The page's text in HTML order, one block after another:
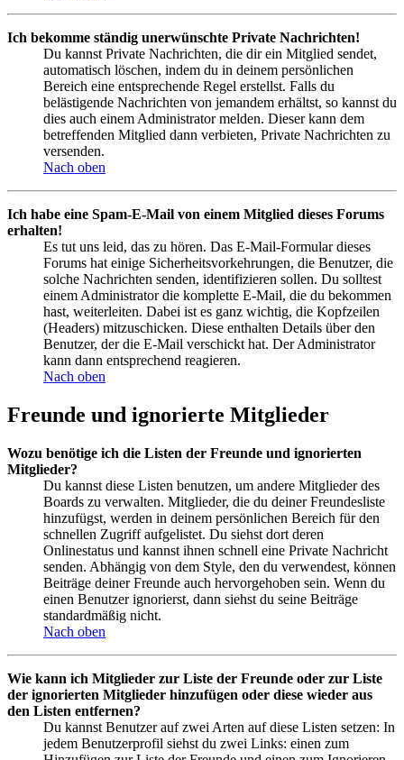
Ich bekomme ständig unerwünschte Private Nachrichten!
Du kannst Private Nachrichten, die dir ein Mitglied sendet,
automatisch löschen, indem du in deinem persönlichen
Bereich eine entsprechende Regel erstellst. Falls du
belästigende Nachrichten von jemandem erhältst, so kannst du
dies auch einem Administrator melden. Dieser kann dem
betreffenden Mitglied dann verbieten, Private Nachrichten zu
versenden.
Nach oben
Ich habe eine Spam-E-Mail von einem Mitglied dieses Forums
erhalten!
Es tut uns leid, das zu hören. Das E-Mail-Formular dieses
Forums hat einige Sicherheitsvorkehrungen, die Benutzer, die
solche Nachrichten senden, identifizieren sollen. Du solltest
einem Administrator die komplette E-Mail, die du bekommen
hast, weiterleiten. Dabei ist es ganz wichtig, die Kopfzeilen
(Headers) mitzuschicken. Diese enthalten Details über den
Benutzer, der die E-Mail verschickt hat. Der Administrator
kann dann entsprechend reagieren.
Nach oben
Freunde und ignorierte Mitglieder
Wozu benötige ich die Listen der Freunde und ignorierten
Mitglieder?
Du kannst diese Listen benutzen, um andere Mitglieder des
Boards zu verwalten. Mitglieder, die du deiner Freundesliste
hinzufügst, werden in deinem persönlichen Bereich für den
schnellen Zugriff aufgelistet. Du siehst dort deren
Onlinestatus und kannst ihnen schnell eine Private Nachricht
senden. Abhängig von dem Style, den du verwendest, können
Beiträge deiner Freunde auch hervorgehoben sein. Wenn du
einen Benutzer ignorierst, dann siehst du seine Beiträge
standardmäßig nicht.
Nach oben
Wie kann ich Mitglieder zur Liste der Freunde oder zur Liste
der ignorierten Mitglieder hinzufügen oder diese wieder aus
den Listen entfernen?
Du kannst Benutzer auf zwei Arten auf diese Listen setzen: In
jedem Benutzerprofil siehst du zwei Links: einen zum